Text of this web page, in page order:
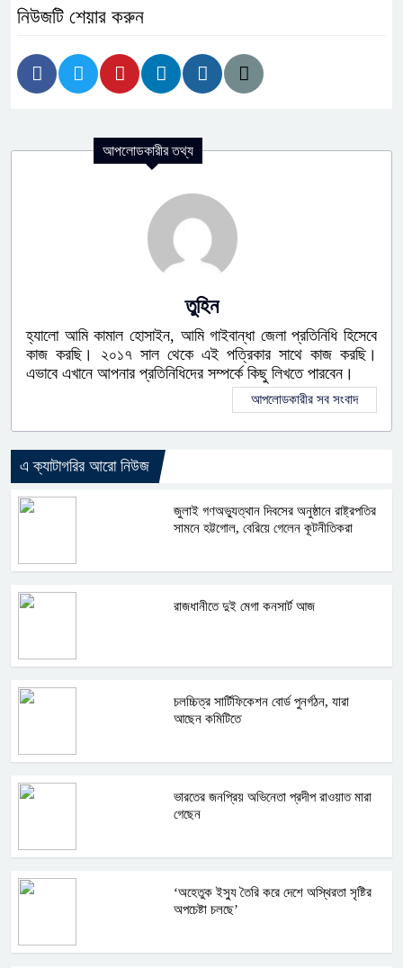
নিউজটি শেয়ার করুন
আপলোডকারীর তথ্য
তুহিন
হ্যালো আমি কামাল হোসাইন, আমি গাইবান্ধা জেলা প্রতিনিধি হিসেবে
কাজ করছি। ২০১৭ সাল থেকে এই পত্রিকার সাথে কাজ করছি।
এভাবে এখানে আপনার প্রতিনিধিদের সম্পর্কে কিছু লিখতে পারবেন।
আপলোডকারীর সব সংবাদ
এ ক্যাটাগরির আরো নিউজ
জুলাই গণঅভ্যুত্থান দিবসের অনুষ্ঠানে রাষ্ট্রপতির
সামনে হট্টগোল, বেরিয়ে গেলেন কূটনীতিকরা
রাজধানীতে দুই মেগা কনসার্ট আজ
চলচ্চিত্র সার্টিফিকেশন বোর্ড পুনর্গঠন, যারা
আছেন কমিটিতে
ভারতের জনপ্রিয় অভিনেতা প্রদীপ রাওয়াত মারা
গেছেন
‘অহেতুক ইস্যু তৈরি করে দেশে অস্থিরতা সৃষ্টির
অপচেষ্টা চলছে’